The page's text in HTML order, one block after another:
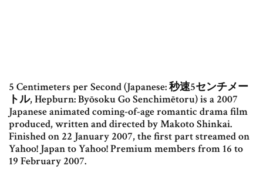
5 Centimeters per Second (Japanese: 秒速5センチメー
トル, Hepburn: Byōsoku Go Senchimētoru) is a 2007
Japanese animated coming-of-age romantic drama film
produced, written and directed by Makoto Shinkai.
Finished on 22 January 2007, the first part streamed on
Yahoo! Japan to Yahoo! Premium members from 16 to
19 February 2007.